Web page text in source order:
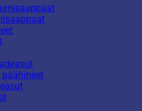
päähineet